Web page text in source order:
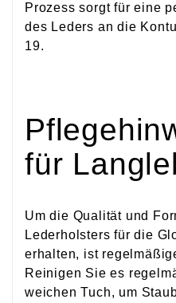
Prozess sorgt für eine
des Leders an die
19.
für
Um die Qualität und
Lederholsters für die
erhalten, ist
Reinigen Sie es
weichen Tuch, um